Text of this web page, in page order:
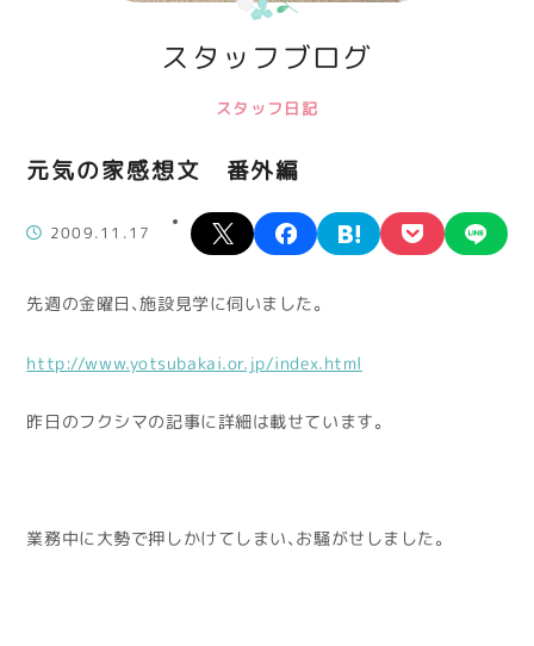
スタッフブログ
スタッフ日記
元気の家感想文 番外編
2009.11.17
X facebookhatena pocket
先週の金曜日、施設見学に伺いました。
http://www.yotsubakai.or.jp/index.html
昨日のフクシマの記事に詳細は載せています。
業務中に大勢で押しかけてしまい、お騒がせしました。